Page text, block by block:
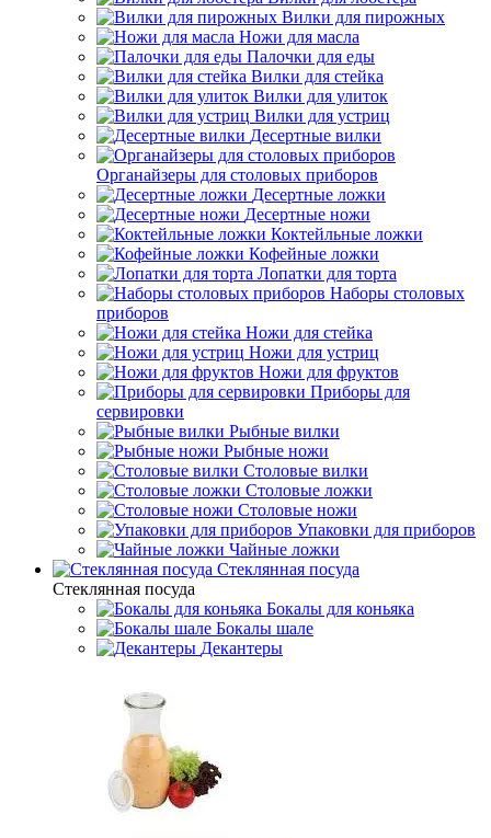
Вилки для пирожных
Ножи для масла
Палочки для еды
Вилки для стейка
Вилки для улиток
Вилки для устриц
Десертные вилки
Органайзеры для столовых приборов
Десертные ложки
Десертные ножи
Коктейльные ложки
Кофейные ложки
Лопатки для торта
Наборы столовых
приборов
Ножи для стейка
Ножи для устриц
Ножи для фруктов
Приборы для
сервировки
Рыбные вилки
Рыбные ножи
Столовые вилки
Столовые ложки
Столовые ножи
Упаковки для приборов
Чайные ложки
Стеклянная посуда
Стеклянная посуда
Бокалы для коньяка
Бокалы шале
Декантеры